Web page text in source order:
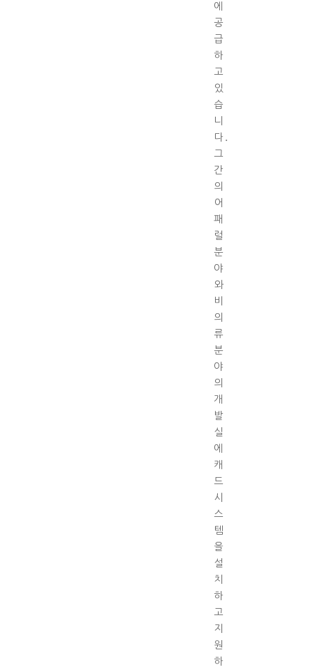
에
공
급
하
고
있
습
니
다.
그
간
의
어
패
럴
분
야
와
비
의
류
분
야
의
개
발
실
에
캐
드
시
스
템
을
설
치
하
고
지
원
하